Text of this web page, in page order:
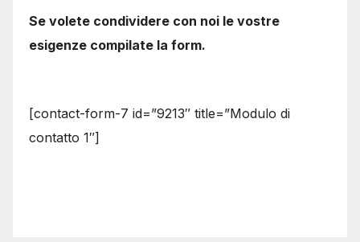
Se volete condividere con noi le vostre
esigenze compilate la form.
[contact-form-7 id=”9213″ title=”Modulo di
contatto 1″]